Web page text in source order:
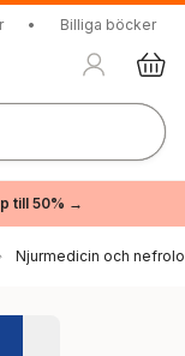
• Billiga böcker
till 50% →
Njurmedicin och